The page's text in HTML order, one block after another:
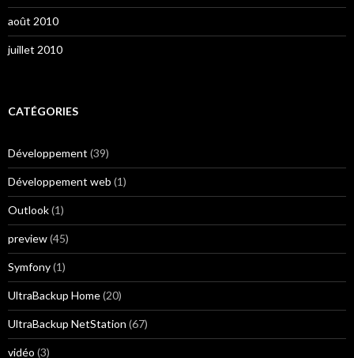
août 2010
juillet 2010
CATÉGORIES
Développement (39)
Développement web (1)
Outlook(1)
preview(45)
Symfony(1)
UltraBackup Home(20)
UltraBackup NetStation (67)
vidéo (3)